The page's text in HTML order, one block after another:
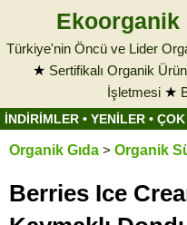
Ekoorganik
Türkiye'nin Öncü ve Lider
★ Sertifikalı Organik
İşletmesi ★
İNDİRİMLER • YENİLER •
Organik Gıda > Organik
Berries Ice